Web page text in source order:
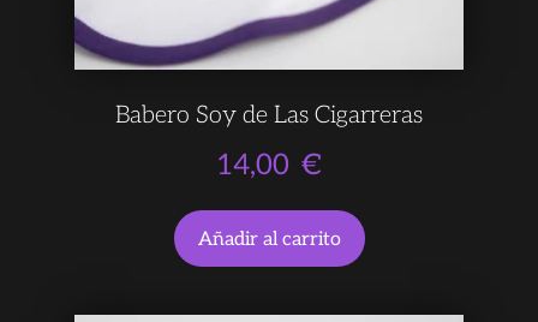
Babero Soy de Las Cigarreras
14,00 €
Añadir al carrito